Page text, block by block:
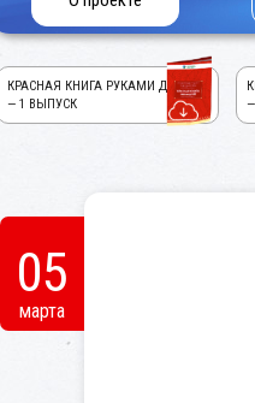
КРАСНАЯ КНИГА РУКАМИ ДЕТЕЙ!
— 1 ВЫПУСК
05
марта